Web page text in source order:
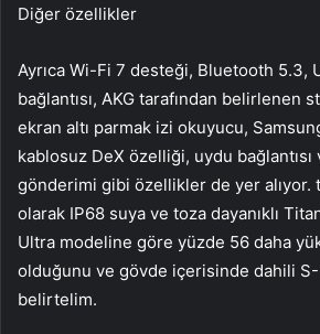
Diğer özellikler
Ayrıca Wi-Fi 7 desteği, Bluetooth 5.3,
bağlantısı, AKG tarafından belirlenen
ekran altı parmak izi okuyucu,
kablosuz DeX özelliği, uydu bağlantısı
gönderimi gibi özellikler de yer alıyor.
olarak IP68 suya ve toza dayanıklı
Ultra modeline göre yüzde 56 daha
olduğunu ve gövde içerisinde dahili
belirtelim.